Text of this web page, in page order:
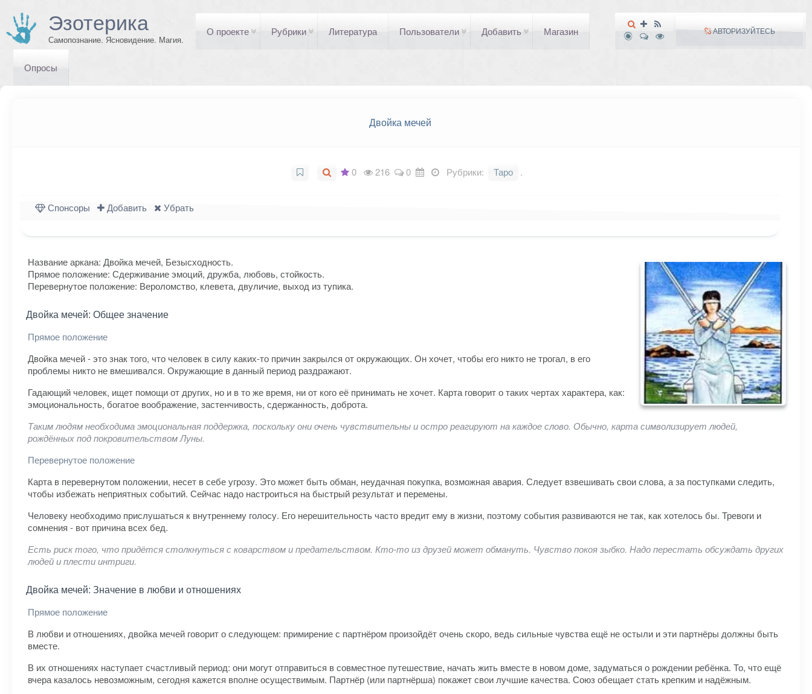
Эзотерика
Самопознание. Ясновидение. Магия.
АВТОРИЗУЙТЕСЬ
О проекте Рубрики Литература Пользователи Добавить Магазин
Опросы
Двойка мечей
0 216 0 Рубрики: Таро .
Спонсоры Добавить Убрать
Название аркана: Двойка мечей, Безысходность.
Прямое положение: Сдерживание эмоций, дружба, любовь, стойкость.
Перевернутое положение: Вероломство, клевета, двуличие, выход из тупика.
Двойка мечей: Общее значение
Прямое положение
Двойка мечей - это знак того, что человек в силу каких-то причин закрылся от окружающих. Он хочет, чтобы его никто не трогал, в его
проблемы никто не вмешивался. Окружающие в данный период раздражают.
Гадающий человек, ищет помощи от других, но и в то же время, ни от кого её принимать не хочет. Карта говорит о таких чертах характера, как:
эмоциональность, богатое воображение, застенчивость, сдержанность, доброта.
Таким людям необходима эмоциональная поддержка, поскольку они очень чувствительны и остро реагируют на каждое слово. Обычно, карта символизирует людей,
рождённых под покровительством Луны.
Перевернутое положение
Карта в перевернутом положении, несет в себе угрозу. Это может быть обман, неудачная покупка, возможная авария. Следует взвешивать свои слова, а за поступками следить,
чтобы избежать неприятных событий. Сейчас надо настроиться на быстрый результат и перемены.
Человеку необходимо прислушаться к внутреннему голосу. Его нерешительность часто вредит ему в жизни, поэтому события развиваются не так, как хотелось бы. Тревоги и
сомнения - вот причина всех бед.
Есть риск того, что придётся столкнуться с коварством и предательством. Кто-то из друзей может обмануть. Чувство покоя зыбко. Надо перестать обсуждать других
людей и плести интриги.
Двойка мечей: Значение в любви и отношениях
Прямое положение
В любви и отношениях, двойка мечей говорит о следующем: примирение с партнёром произойдёт очень скоро, ведь сильные чувства ещё не остыли и эти партнёры должны быть
вместе.
В их отношениях наступает счастливый период: они могут отправиться в совместное путешествие, начать жить вместе в новом доме, задуматься о рождении ребёнка. То, что ещё
вчера казалось невозможным, сегодня кажется вполне осуществимым. Партнёр (или партнёрша) покажет свои лучшие качества. Союз обещает стать крепким и надёжным.